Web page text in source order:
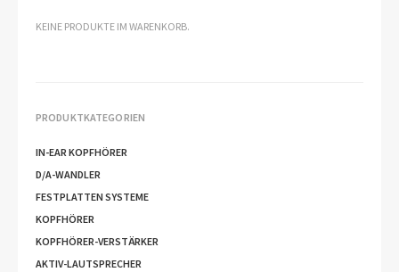
KEINE PRODUKTE IM WARENKORB.
PRODUKTKATEGORIEN
IN-EAR KOPFHÖRER
D/A-WANDLER
FESTPLATTEN SYSTEME
KOPFHÖRER
KOPFHÖRER-VERSTÄRKER
AKTIV-LAUTSPRECHER